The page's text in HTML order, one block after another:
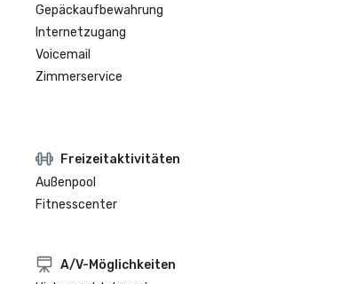
Gepäckaufbewahrung
Internetzugang
Voicemail
Zimmerservice
Freizeitaktivitäten
Außenpool
Fitnesscenter
A/V-Möglichkeiten